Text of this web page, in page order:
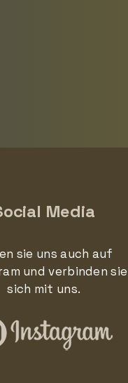
Media
sie uns auch auf
und verbinden sie
sich mit uns.